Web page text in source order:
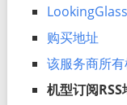
LookingGlass
购买地址
该服务商所
机型订阅RSS